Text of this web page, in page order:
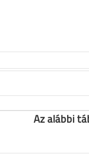
Az alábbi